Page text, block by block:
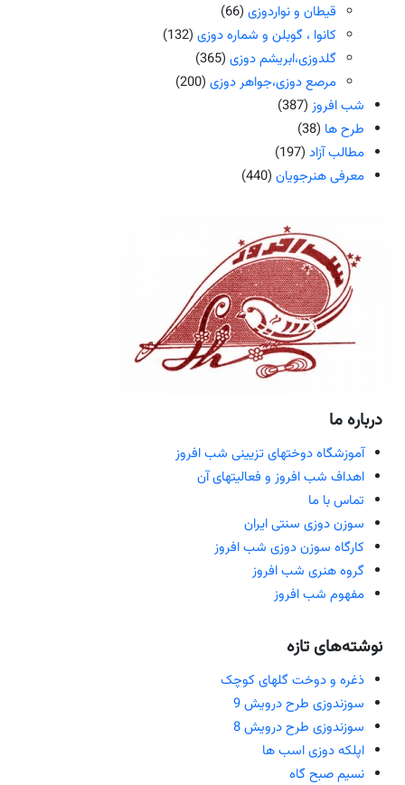
قیطان و نواردوزی (66)
کانوا ، گوبلن و شماره دوزی (132)
گلدوزی،ابریشم دوزی (365)
مرصع دوزی،جواهر دوزی (200)
شب افروز (387)
طرح ها (38)
مطالب آزاد (197)
معرفی هنرجویان (440)
درباره ما
آموزشگاه دوختهای تزیینی شب افروز
اهداف شب افروز و فعالیتهای آن
تماس با ما
سوزن دوزی سنتی ایران
کارگاه سوزن دوزی شب افروز
گروه هنری شب افروز
مفهوم شب افروز
نوشته‌های تازه
ذغره و دوخت گلهای کوچک
سوزندوزی طرح درویش 9
سوزندوزی طرح درویش 8
اپلکه دوزی اسب ها
نسیم صبح گاه